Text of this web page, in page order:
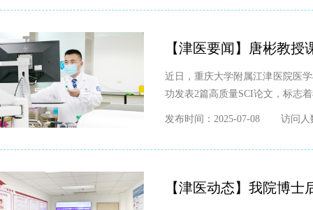
【津医要闻】唐彬教
近日，重庆大学附属江津医院医
功发表2篇高质量SCI论文，标志
发布时间：2025-07-08 访问人
【津医动态】我院博